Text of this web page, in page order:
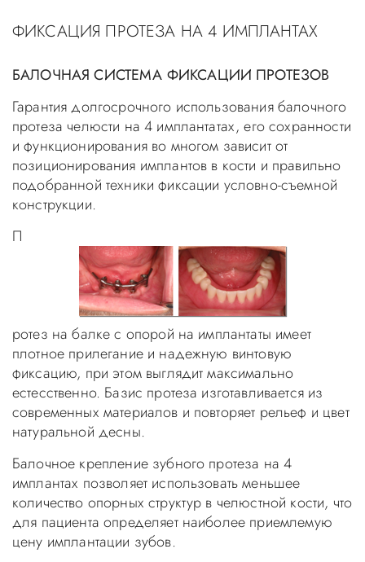
ФИКСАЦИЯ ПРОТЕЗА НА 4 ИМПЛАНТАХ
БАЛОЧНАЯ СИСТЕМА ФИКСАЦИИ ПРОТЕЗОВ
Гарантия долгосрочного использования балочного
протеза челюсти на 4 имплантатах, его сохранности
и функционирования во многом зависит от
позиционирования имплантов в кости и правильно
подобранной техники фиксации условно-съемной
конструкции.
П
ротез на балке с опорой на имплантаты имеет
плотное прилегание и надежную винтовую
фиксацию, при этом выглядит максимально
естесственно. Базис протеза изготавливается из
современных материалов и повторяет рельеф и цвет
натуральной десны.
Балочное крепление зубного протеза на 4
имплантах позволяет использовать меньшее
количество опорных структур в челюстной кости, что
для пациента определяет наиболее приемлемую
цену имплантации зубов.